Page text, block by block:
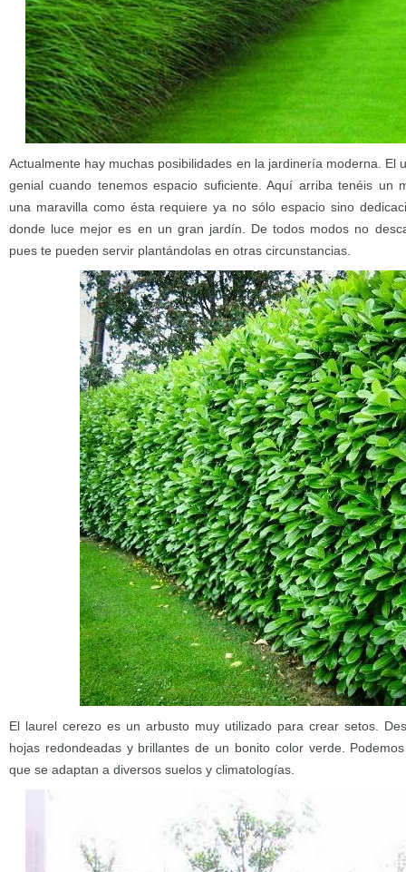
Actualmente hay muchas posibilidades en la jardinería moderna. El
genial cuando tenemos espacio suficiente. Aquí arriba tenéis un
una maravilla como ésta requiere ya no sólo espacio sino
donde luce mejor es en un gran jardín. De todos modos no
pues te pueden servir plantándolas en otras circunstancias.
El laurel cerezo es un arbusto muy utilizado para crear setos.
hojas redondeadas y brillantes de un bonito color verde.
que se adaptan a diversos suelos y climatologías.